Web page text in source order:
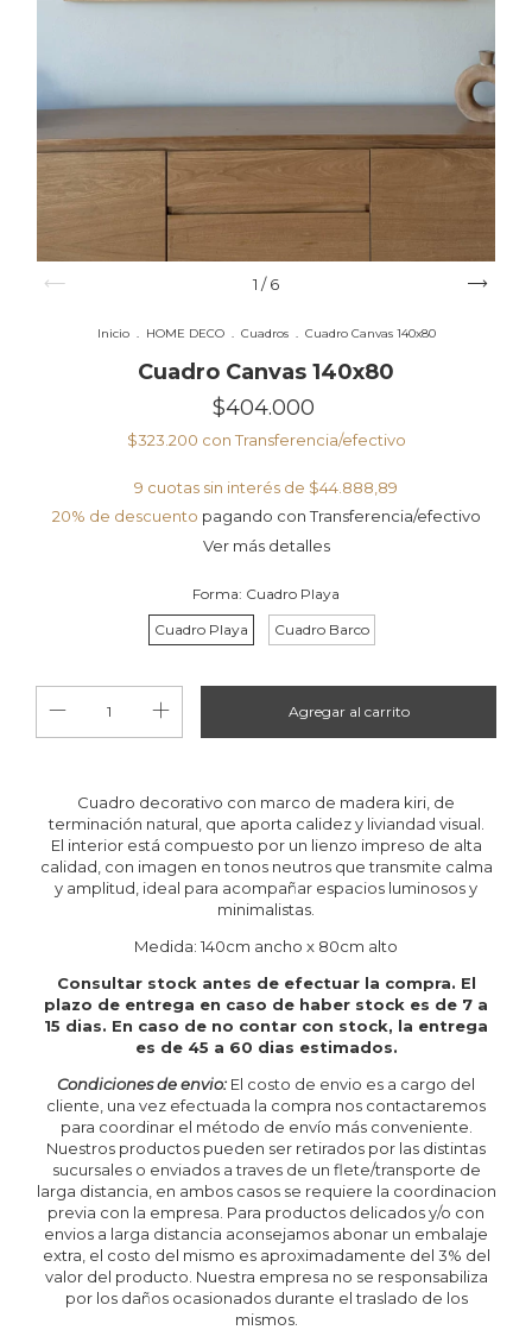
1 /6
Inicio . HOME DECO . Cuadros . Cuadro Canvas 140x80
Cuadro Canvas 140x80
$404.000
$323.200 con Transferencia/efectivo
9 cuotas sin interés de $44.888,89
20% de descuento pagando con Transferencia/efectivo
Ver más detalles
Forma: Cuadro Playa
Cuadro Playa
Cuadro Barco
Cuadro decorativo con marco de madera kiri, de
terminación natural, que aporta calidez y liviandad visual.
El interior está compuesto por un lienzo impreso de alta
calidad, con imagen en tonos neutros que transmite calma
y amplitud, ideal para acompañar espacios luminosos y
minimalistas.
Medida: 140cm ancho x 80cm alto
Consultar stock antes de efectuar la compra. El
plazo de entrega en caso de haber stock es de 7 a
15 dias. En caso de no contar con stock, la entrega
es de 45 a 60 dias estimados.
Condiciones de envio: El costo de envio es a cargo del
cliente, una vez efectuada la compra nos contactaremos
para coordinar el método de envío más conveniente.
Nuestros productos pueden ser retirados por las distintas
sucursales o enviados a traves de un flete/transporte de
larga distancia, en ambos casos se requiere la coordinacion
previa con la empresa. Para productos delicados y/o con
envios a larga distancia aconsejamos abonar un embalaje
extra, el costo del mismo es aproximadamente del 3% del
valor del producto. Nuestra empresa no se responsabiliza
por los daños ocasionados durante el traslado de los
mismos.